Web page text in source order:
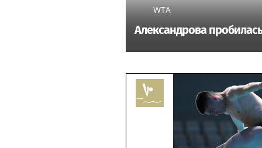
WTA
Александрова